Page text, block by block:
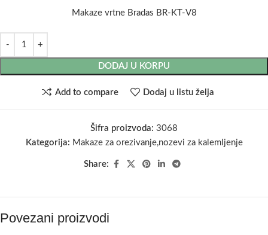
Makaze vrtne Bradas BR-KT-V8
DODAJ U KORPU
Add to compare Dodaj u listu želja
Šifra proizvoda: 3068
Kategorija: Makaze za orezivanje,nozevi za kalemljenje
Share:
Povezani proizvodi